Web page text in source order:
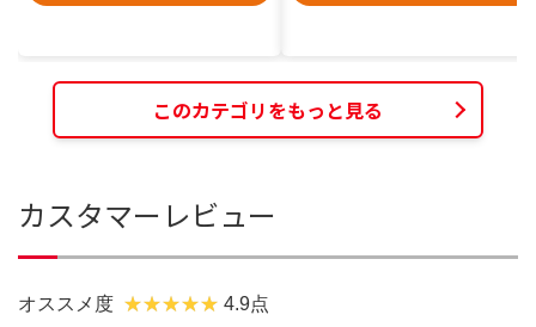
このカテゴリをもっと見る
カスタマーレビュー
オススメ度 4.9点